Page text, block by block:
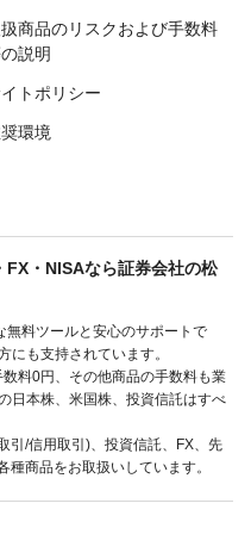
商品のリスクおよび手数料
説明
トポリシー
環境
・NISAなら証券会社の松
無料ツールと安心のサポートで
にも支持されています。
料0円、その他商品の手数料も業
日本株、米国株、投資信託はすべ
引/信用取引)、投資信託、FX、先
商品をお取扱いしています。